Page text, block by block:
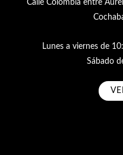
Calle Colombia entre
Lunes a viernes de
Sábado